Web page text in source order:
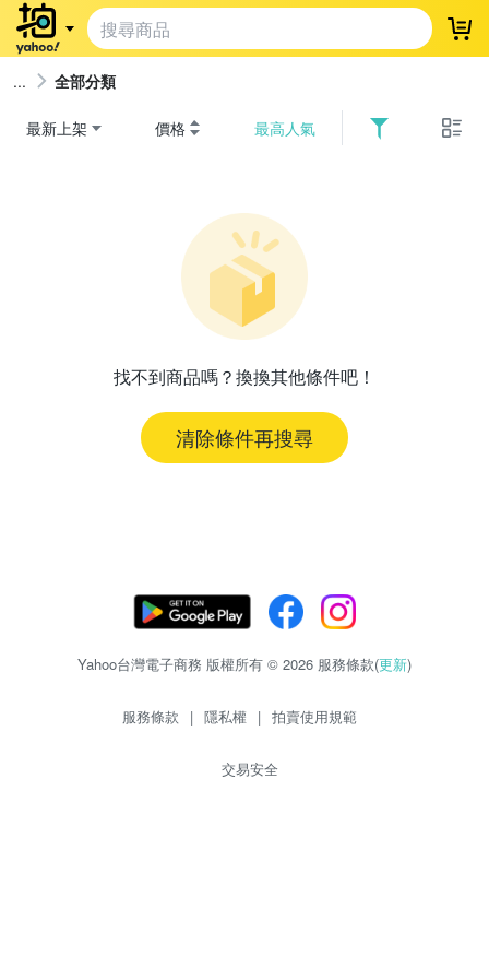
登
全部分類
最新上架 價格 最高人氣
找不到商品嗎？換換其他條件吧！
清除條件再搜尋
Yahoo台灣電子商務 版權所有 © 2026 服務條款(更新)
服務條款 | 隱私權 | 拍賣使用規範
交易安全